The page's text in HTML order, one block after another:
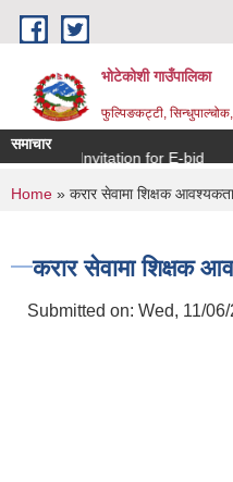
Skip to main content
भोटेकोशी गाउँपालिका
फुल्पिङकट्टी,
समाचार
Invitation for E-bid
You are here
Home » करार सेवामा शिक्षक
करार सेवामा शिक्षक
Submitted on: Wed, 11/